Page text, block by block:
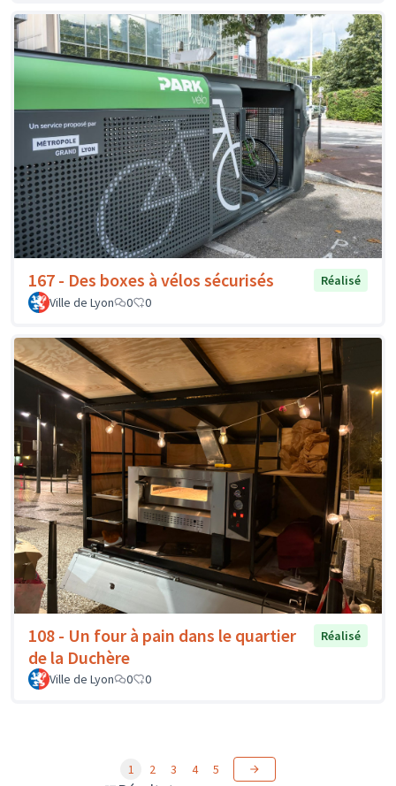
167 - Des boxes à vélos sécurisés
Réalisé
Ville de Lyon
0 0
108 - Un four à pain dans le quartier
de la Duchère
Réalisé
Ville de Lyon 0 0
1 2 3 4 5